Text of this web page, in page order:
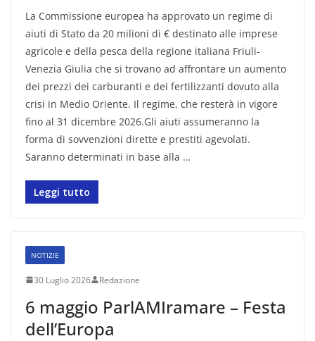
La Commissione europea ha approvato un regime di
aiuti di Stato da 20 milioni di € destinato alle imprese
agricole e della pesca della regione italiana Friuli-
Venezia Giulia che si trovano ad affrontare un aumento
dei prezzi dei carburanti e dei fertilizzanti dovuto alla
crisi in Medio Oriente. Il regime, che resterà in vigore
fino al 31 dicembre 2026.Gli aiuti assumeranno la
forma di sovvenzioni dirette e prestiti agevolati.
Saranno determinati in base alla …
Leggi tutto
NOTIZIE
30 Luglio 2026 Redazione
6 maggio ParlAMIramare – Festa
dell’Europa